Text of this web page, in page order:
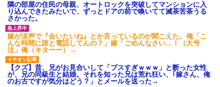
隣の部屋の住民の母親、オートロックを突破してマンションに入
り込んできたみたいで、ずっとドアの前で喚いてて滅茶苦茶うる
さかった。
嫁が涙声で『会いたいね』とか言っているのが聞こえた。俺「こ
んな時間に誰と電話してんの？」嫁「ごめんなさい…！（大号
泣」俺（キターー）→
【クズ】昔、兄がお見合いして「ブスすぎｗｗｗ」と断った女性
が、兄の同級生と結婚。それを知った兄は荒れ狂い、｢嫁さん、俺
のお古ですが気分はどう？」とメールを送った→